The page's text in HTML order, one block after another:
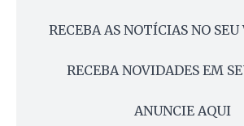
RECEBA AS NOTÍCIAS NO
RECEBA NOVIDADES EM
ANUNCIE AQUI